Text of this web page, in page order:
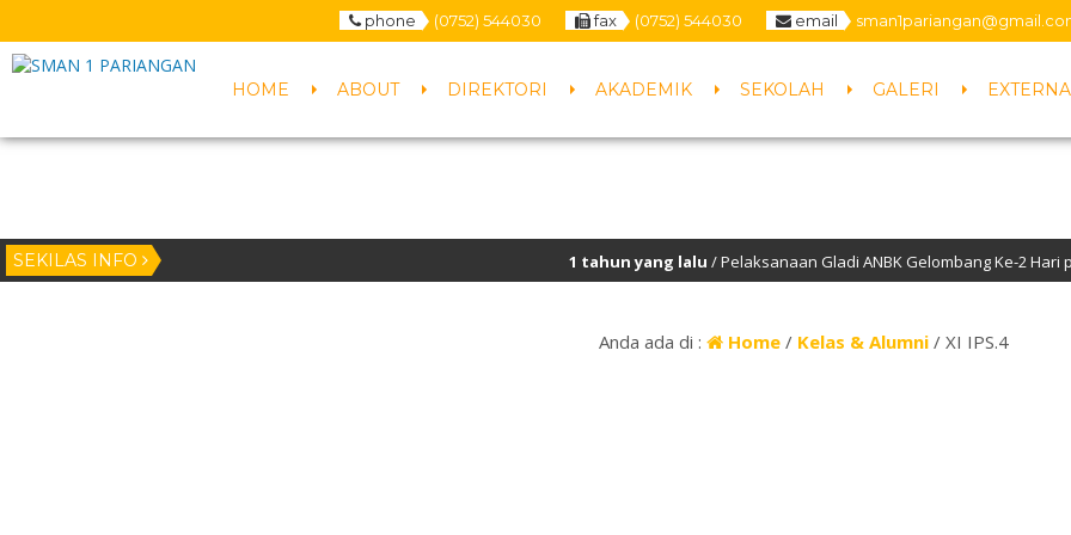
phone (0752) 544030 fax (0752) 544030 email
HOME ABOUT DIREKTORI AKADEMIK SEKOLAH GALERI
SEKILAS INFO 1 tahun yang lalu/ Pelaksanaan Gladi ANBK Gelombang Ke-2 Hari
Anda ada di : Home/ Kelas & Alumni/ XI IPS.4